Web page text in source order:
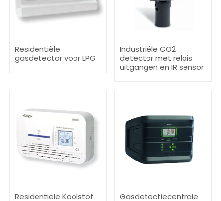
Residentiële
gasdetector voor LPG
Industriële CO2
detector met relais
uitgangen en IR sensor
Residentiële Koolstof
Gasdetectiecentrale